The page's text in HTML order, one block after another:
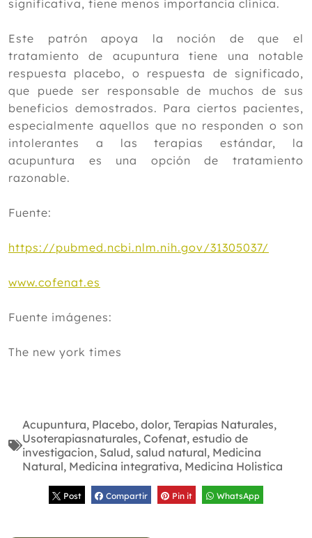
2013
2012
significativa, tiene menos importancia clínica.
Este patrón apoya la noción de que el
tratamiento de acupuntura tiene una notable
respuesta placebo, o respuesta de significado,
que puede ser responsable de muchos de sus
beneficios demostrados. Para ciertos pacientes,
especialmente aquellos que no responden o son
intolerantes a las terapias estándar, la
acupuntura es una opción de tratamiento
razonable.
Fuente:
https://pubmed.ncbi.nlm.nih.gov/31305037/
www.cofenat.es
Fuente imágenes:
The new york times
Acupuntura, Placebo, dolor, Terapias Naturales,
Usoterapiasnaturales, Cofenat, estudio de
investigacion, Salud, salud natural, Medicina
Natural, Medicina integrativa, Medicina Holistica
Post Compartir Pin it WhatsApp